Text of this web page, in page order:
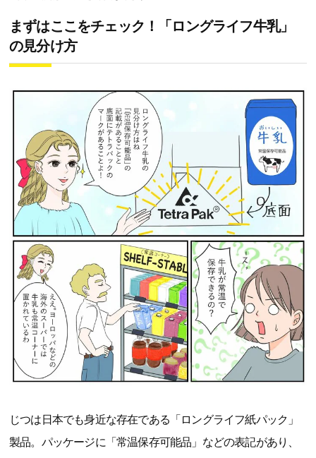
まずはここをチェック！「ロングライフ牛乳」
の見分け方
じつは日本でも身近な存在である「ロングライフ紙パック」
製品。パッケージに「常温保存可能品」などの表記があり、